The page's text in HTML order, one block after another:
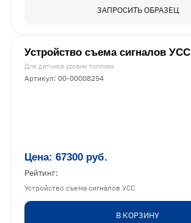
ЗАПРОСИТЬ ОБРАЗЕЦ
Устройство съема сигналов УСС
Для датчика уровня топлива
Артикул: 00-00008254
Цена: 67300 руб.
Рейтинг:
Устройство съема сигналов УСС
В КОРЗИНУ